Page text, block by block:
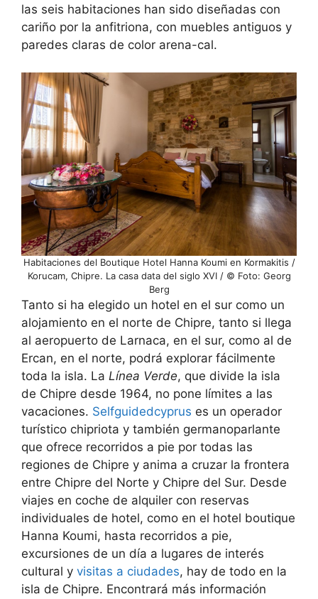
las seis habitaciones han sido diseñadas con
cariño por la anfitriona, con muebles antiguos y
paredes claras de color arena-cal.
Habitaciones del Boutique Hotel Hanna Koumi en Kormakitis /
Korucam, Chipre. La casa data del siglo XVI / © Foto: Georg
Berg
Tanto si ha elegido un hotel en el sur como un
alojamiento en el norte de Chipre, tanto si llega
al aeropuerto de Larnaca, en el sur, como al de
Ercan, en el norte, podrá explorar fácilmente
toda la isla. La Línea Verde, que divide la isla
de Chipre desde 1964, no pone límites a las
vacaciones. Selfguidedcyprus es un operador
turístico chipriota y también germanoparlante
que ofrece recorridos a pie por todas las
regiones de Chipre y anima a cruzar la frontera
entre Chipre del Norte y Chipre del Sur. Desde
viajes en coche de alquiler con reservas
individuales de hotel, como en el hotel boutique
Hanna Koumi, hasta recorridos a pie,
excursiones de un día a lugares de interés
cultural y visitas a ciudades, hay de todo en la
isla de Chipre. Encontrará más información